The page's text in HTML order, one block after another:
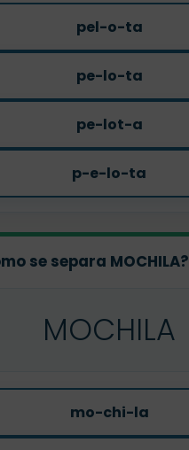
pel-o-ta
pe-lo-ta
pe-lot-a
p-e-lo-ta
se separa MOCHILA?
MOCHILA
mo-chi-la